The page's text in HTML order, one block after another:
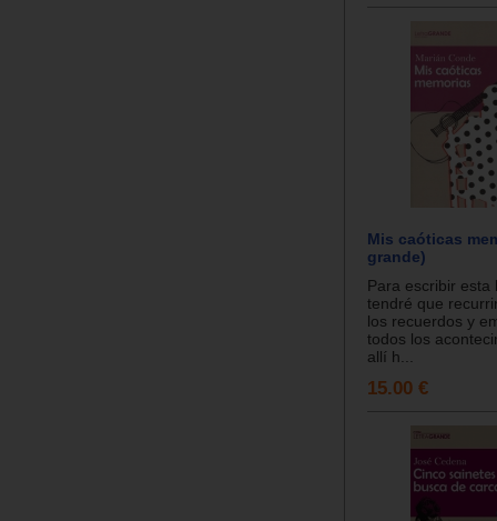
Mis caóticas
grande)
Para escribir esta
tendré que
los recuerdos y
todos los
allí h...
15.00 €